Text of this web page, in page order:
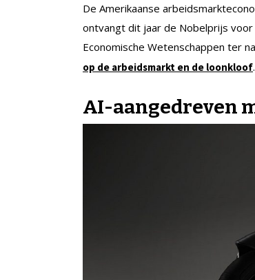
De Amerikaanse
ontvangt dit jaar de Nobelprijs
Economische Wetenschappen ter
op de arbeidsmarkt en de loonkloof.
AI-aangedreven